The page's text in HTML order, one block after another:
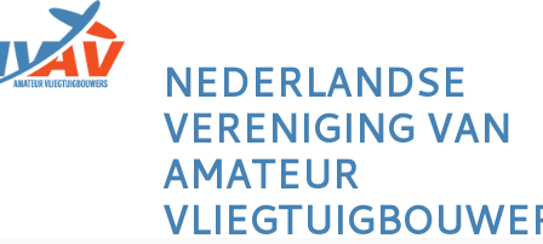
Overslaan
en
naar
NEDERLANDSE
VERENIGING VAN
AMATEUR